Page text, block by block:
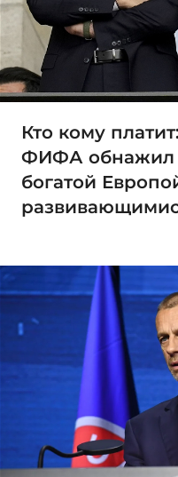
Кто кому
ФИФА обнажил
богатой